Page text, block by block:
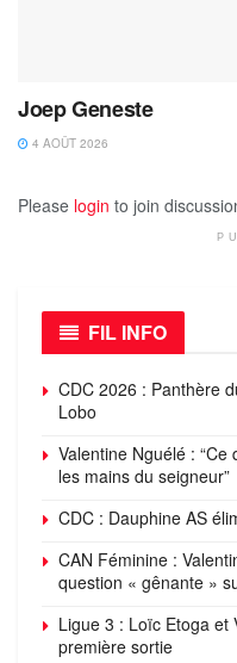
Joep Geneste
4 AOÛT 2026
Please login to join
FIL INFO
CDC 2026 : Panthère
Lobo
Valentine Nguélé :
les mains du seigneur”
CDC : Dauphine AS
CAN Féminine :
question « gênante »
Ligue 3 : Loïc Etoga et
première sortie